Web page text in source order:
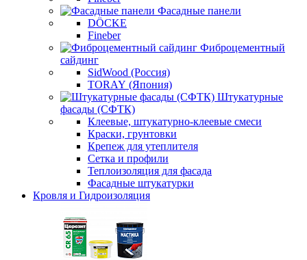
Фасадные панели
DÖCKE
Fineber
Фиброцементный
сайдинг
SidWood (Россия)
TORAY (Япония)
Штукатурные
фасады (СФТК)
Клеевые, штукатурно-клеевые смеси
Краски, грунтовки
Крепеж для утеплителя
Сетка и профили
Теплоизоляция для фасада
Фасадные штукатурки
Кровля и Гидроизоляция